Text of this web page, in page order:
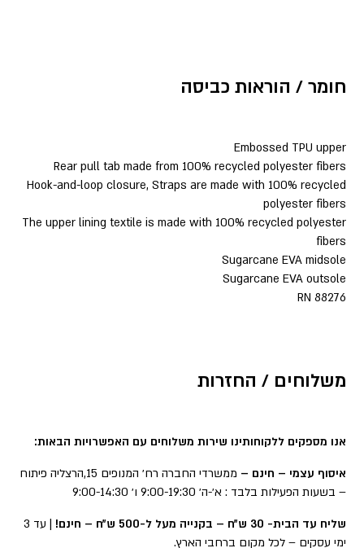
חומר / הוראות כביסה
Embossed TPU upper
Rear pull tab made from 100% recycled polyester fibers
Hook-and-loop closure, Straps are made with 100% recycled
polyester fibers
The upper lining textile is made with 100% recycled polyester
fibers
Sugarcane EVA midsole
Sugarcane EVA outsole
RN 88276
משלוחים / החזרות
אנו מספקים ללקוחותינו שירות משלוחים עם האפשרויות הבאות:
איסוף עצמי – חינם –
ממשרדי החברה רח׳ המנופים 15,הרצליה פיתוח
– בשעות הפעילות בלבד : א׳-ה׳ 9:00-19:30 ו׳ 9:00-14:30
שליח עד הבית- 30 ש״ח – בקנייה מעל ל-500 ש״ח – חינם!
| עד 3
ימי עסקים – לכל מקום ברחבי הארץ.